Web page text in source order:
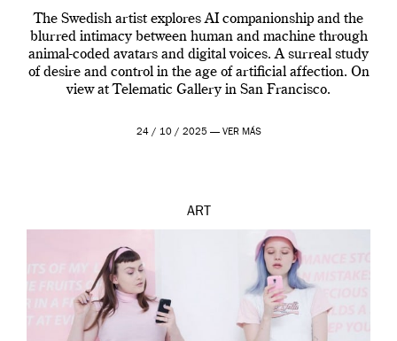
The Swedish artist explores AI companionship and the
blurred intimacy between human and machine through
animal-coded avatars and digital voices. A surreal study
of desire and control in the age of artificial affection. On
view at Telematic Gallery in San Francisco.
24 / 10 / 2025 — VER MÁS
ART